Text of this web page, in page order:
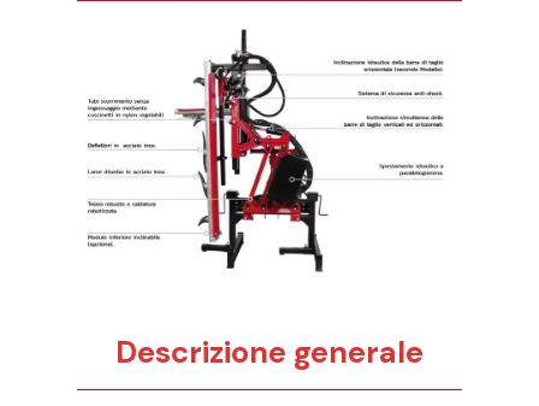
Descrizione generale